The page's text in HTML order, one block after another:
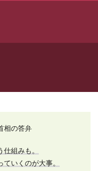
相の答弁
仕組みも。
いくのが大事。